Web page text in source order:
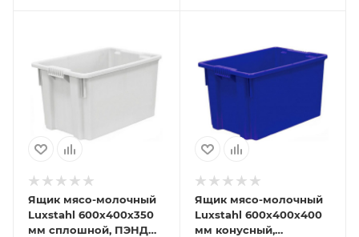
Ящик мясо-молочный
Luxstahl 600х400х350
мм сплошной, ПЭНД
Ящик мясо-молочный
Luxstahl 600х400х400
мм конусный,